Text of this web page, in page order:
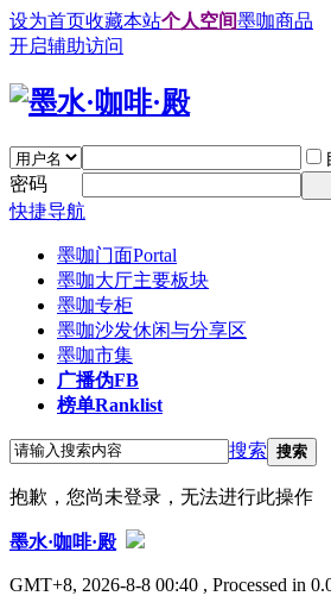
设为首页收藏本站个人空间墨咖商品
开启辅助访问
密码
快捷导航
墨咖门面Portal
墨咖大厅主要板块
墨咖专柜
墨咖沙发休闲与分享区
墨咖市集
广播伪FB
榜单Ranklist
搜索 搜索
抱歉，您尚未登录，无法进行此操作
墨水·咖啡·殿
GMT+8, 2026-8-8 00:40 , Processed in